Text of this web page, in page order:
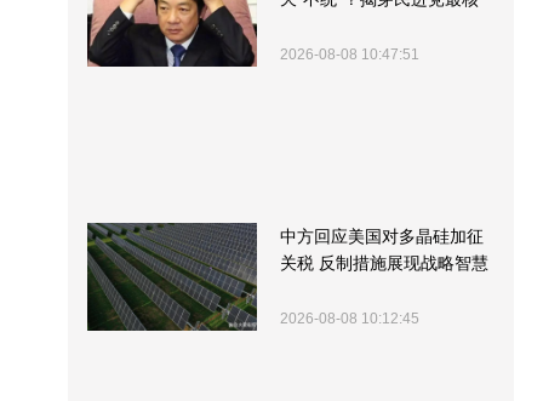
2026-08-08 10:47:51
中方回应美国对多晶硅加征
关税 反制措施展现战略智慧
2026-08-08 10:12:45